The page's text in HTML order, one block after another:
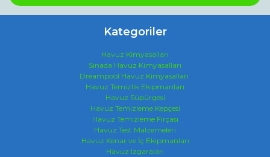
Kategoriler
Havuz Kimyasalları
Sinada Havuz Kimyasalları
Dreampool Havuz Kimyasalları
Havuz Temizlik Ekipmanları
Havuz Süpürgesi
Havuz Temizleme Kepçesi
Havuz Temizleme Fırçası
Havuz Test Malzemeleri
Havuz Kenar ve İç Ekipmanları
Havuz Izgaraları